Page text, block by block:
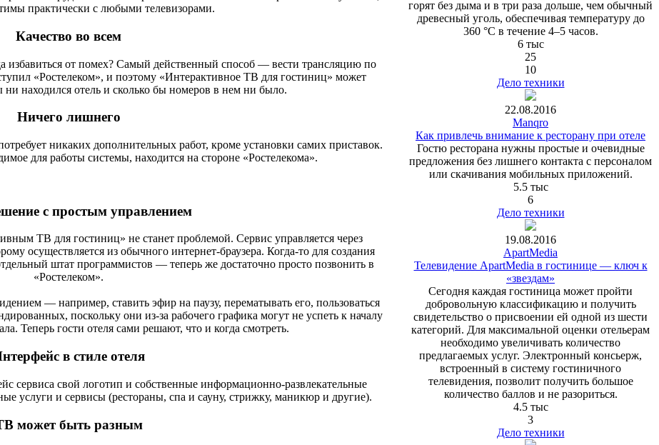
практически с любыми телевизорами.
Качество во всем
избавиться от помех? Самый действенный способ — вести трансляцию по
«Ростелеком», и поэтому «Интерактивное ТВ для гостиниц» может
ни находился отель и сколько бы номеров в нем ни было.
Ничего лишнего
никаких дополнительных работ, кроме установки самих приставок.
для работы системы, находится на стороне «Ростелекома».
с простым управлением
ТВ для гостиниц» не станет проблемой. Сервис управляется через
осуществляется из обычного интернет-браузера. Когда-то для создания
штат программистов — теперь же достаточно просто позвонить в
«Ростелеком».
— например, ставить эфир на паузу, перематывать его, пользоваться
поскольку они из-за рабочего графика могут не успеть к началу
Теперь гости отеля сами решают, что и когда смотреть.
в стиле отеля
сервиса свой логотип и собственные информационно-развлекательные
услуги и сервисы (рестораны, спа и сауну, стрижку, маникюр и другие).
может быть разным
горят без дыма и в три раза дольше, чем обычный
древесный уголь, обеспечивая температуру до
360 °C в течение 4–5 часов.
6 тыс
25
10
Дело техники
22.08.2016
Manqro
Как привлечь внимание к ресторану при отеле
Гостю ресторана нужны простые и очевидные
предложения без лишнего контакта с персоналом
или скачивания мобильных приложений.
5.5 тыс
6
Дело техники
19.08.2016
ApartMedia
Телевидение ApartMedia в гостинице — ключ к
«звездам»
Сегодня каждая гостиница может пройти
добровольную классификацию и получить
свидетельство о присвоении ей одной из шести
категорий. Для максимальной оценки отельерам
необходимо увеличивать количество
предлагаемых услуг. Электронный консьерж,
встроенный в систему гостиничного
телевидения, позволит получить большое
количество баллов и не разориться.
4.5 тыс
3
Дело техники